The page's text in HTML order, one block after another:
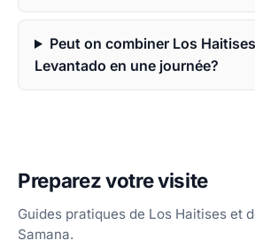
Peut on combiner Los
Levantado en une journée?
Preparez votre visite
Guides pratiques de Los Haitises et
Samana.